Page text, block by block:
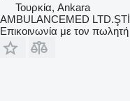
Τουρκία, Ankara
AMBULANCEMED LTD.ŞTİ
Επικοινωνία με τον πωλητή